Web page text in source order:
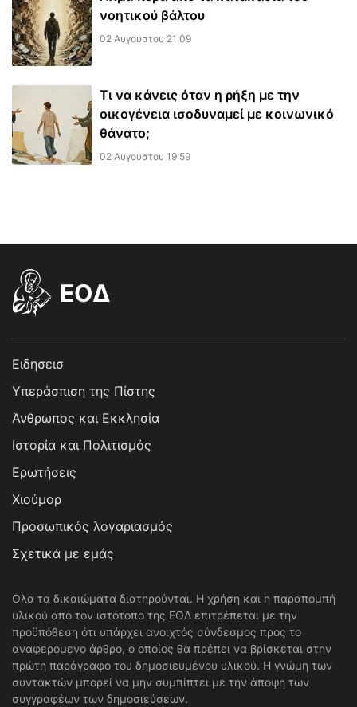
νοητικού βάλτου
02 Αυγούστου 21:09
Τι να κάνεις όταν η ρήξη με την
οικογένεια ισοδυναμεί με κοινωνικό
θάνατο;
02 Αυγούστου 19:59
EOΔ
Ειδησεισ
Υπεράσπιση της Πίστης
Άνθρωπος και Εκκλησία
Ιστορία και Πολιτισμός
Ερωτήσεις
Χιούμορ
Προσωπικός λογαριασμός
Σχετικά με εμάς
Ολα τα δικαιώματα διατηρούνται. Η χρήση και η παραπομπή
υλικού από τον ιστότοπο της ΕΟΔ επιτρέπεται με την
προϋπόθεση ότι υπάρχει ανοιχτός σύνδεσμος προς το
αναφερόμενο άρθρο, ο οποίος θα πρέπει να βρίσκεται στην
πρώτη παράγραφο του δημοσιευμένου υλικού. Η γνώμη των
συντακτών μπορεί να μην συμπίπτει με την άποψη των
συγγραφέων των δημοσιεύσεων.